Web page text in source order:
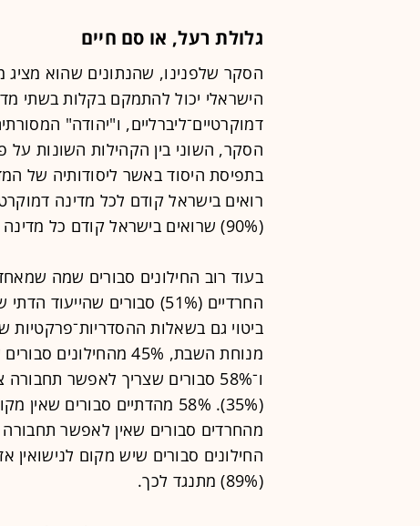
גלולת רעל, או סם חיים
הסקר שלפנינו, שהנתונים שהוא
הישראלי יכול להתמקם בקלות בשתי
דמוקרטיים־ליברליים, ו"יהודה"
הסקר, השוני בין הקהילות השונות על
(90%) שרואים בישראל קודם כל מדינה יהודית.
בעוד רוב החילונים סבורים שמה
החרדיים (51%) סבורים
ביטוי גם בשאלות
מנוחת השבת, 45%
ו־58% סבורים שצריך לאפשר
מהחרדים סבורים שאין לאפשר
(89%) מתנגד לכך.